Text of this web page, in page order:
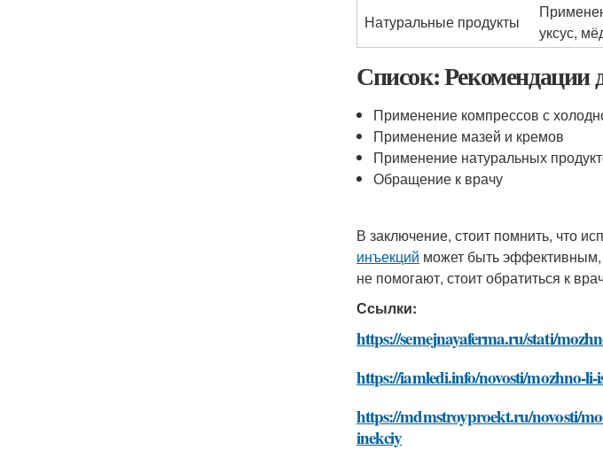
Натуральные продукты
уксус,
Список: Рекомендации
Применение компрессов с
Применение мазей и кремов
Применение натуральных
Обращение к врачу
В заключение, стоит помнить, что
инъекций может быть эффективным,
не помогают, стоит обратиться к
Ссылки:
https://semejnayaferma.ru/stati/
https://iamledi.info/novosti/mozhno-
https://mdmstroyproekt.ru/novosti/
inekciy